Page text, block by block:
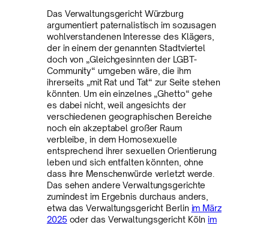
Das Verwaltungsgericht Würzburg
argumentiert paternalistisch im sozusagen
wohlverstandenen Interesse des Klägers,
der in einem der genannten Stadtviertel
doch von „Gleichgesinnten der LGBT-
Community“ umgeben wäre, die ihm
ihrerseits „mit Rat und Tat“ zur Seite stehen
könnten. Um ein einzelnes „Ghetto“ gehe
es dabei nicht, weil angesichts der
verschiedenen geographischen Bereiche
noch ein akzeptabel großer Raum
verbleibe, in dem Homosexuelle
entsprechend ihrer sexuellen Orientierung
leben und sich entfalten könnten, ohne
dass ihre Menschenwürde verletzt werde.
Das sehen andere Verwaltungsgerichte
zumindest im Ergebnis durchaus anders,
etwa das Verwaltungsgericht Berlin im März
2025oder das Verwaltungsgericht Kölnim